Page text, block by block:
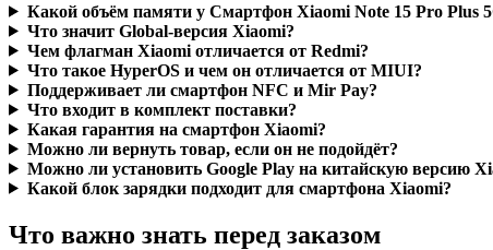
Какой объём памяти у Смартфон Xiaomi Note 15 Pro Plus
Что значит Global-версия Xiaomi?
Чем флагман Xiaomi отличается от Redmi?
Что такое HyperOS и чем он отличается от MIUI?
Поддерживает ли смартфон NFC и Mir Pay?
Что входит в комплект поставки?
Какая гарантия на смартфон Xiaomi?
Можно ли вернуть товар, если он не подойдёт?
Можно ли установить Google Play на китайскую версию
Какой блок зарядки подходит для смартфона Xiaomi?
Что важно знать перед заказом